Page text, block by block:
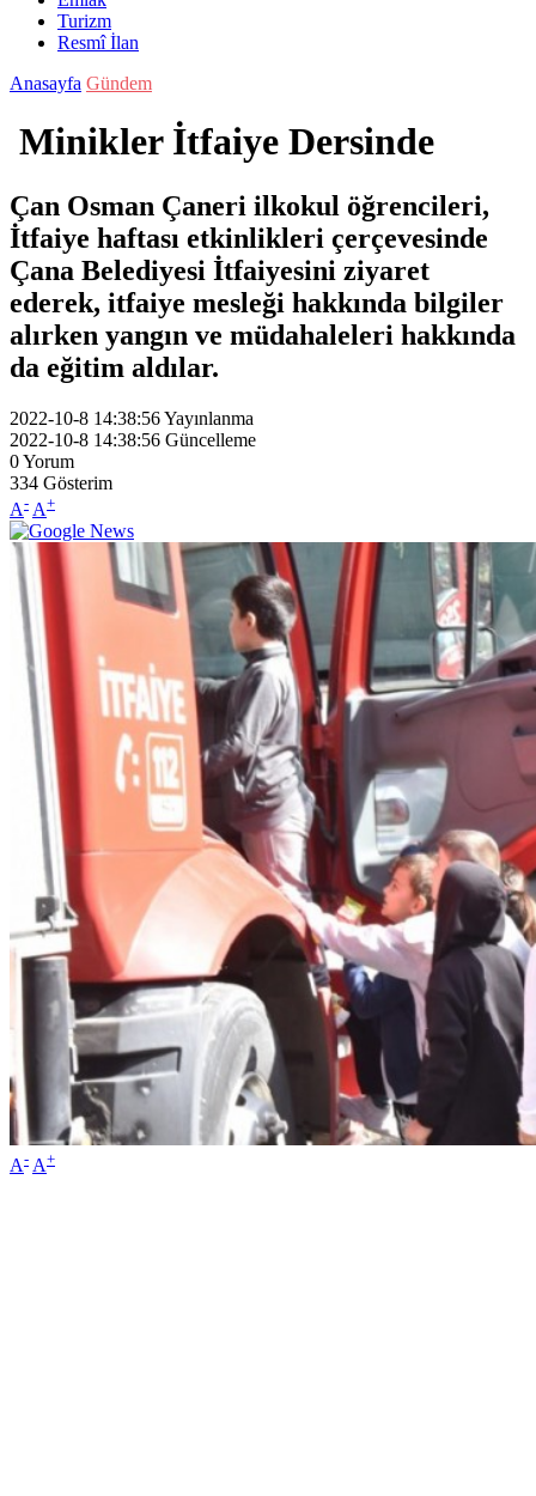
Turizm
Resmî İlan
Anasayfa Gündem
Minikler İtfaiye Dersinde
Çan Osman Çaneri ilkokul öğrencileri,
İtfaiye haftası etkinlikleri çerçevesinde
Çana Belediyesi İtfaiyesini ziyaret
ederek, itfaiye mesleği hakkında bilgiler
alırken yangın ve müdahaleleri hakkında
da eğitim aldılar.
2022-10-8 14:38:56Yayınlanma
2022-10-8 14:38:56 Güncelleme
0Yorum
334 Gösterim
A- A+
A- A+